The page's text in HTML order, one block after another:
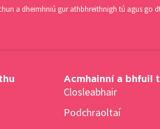
a dheimhniú gur athbhreithnigh tú agus go
Acmhainní a bhfuil
Closleabhair
Podchraoltaí